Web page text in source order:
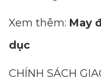
Xem thêm: May
dục
CHÍNH SÁCH